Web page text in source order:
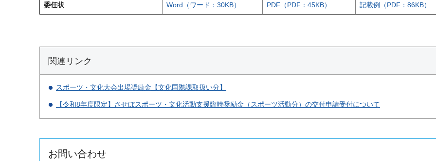
委任状 Word（ワード：30KB） PDF（PDF：45KB） 記載例（PDF：86KB）
関連リンク
スポーツ・文化大会出場奨励金【文化国際課取扱い分】
【令和8年度限定】させぼスポーツ・文化活動支援臨時奨励金（スポーツ活動分）の交付申請受付について
お問い合わせ